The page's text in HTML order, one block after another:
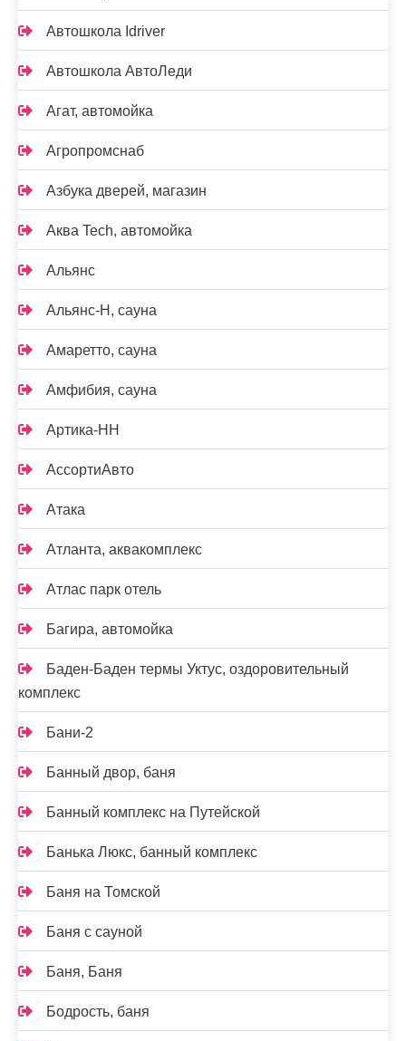
Автошкола Idriver
Автошкола АвтоЛеди
Агат, автомойка
Агропромснаб
Азбука дверей, магазин
Аква Tech, автомойка
Альянс
Альянс-Н, сауна
Амаретто, сауна
Амфибия, сауна
Артика-НН
АссортиАвто
Атака
Атланта, аквакомплекс
Атлас парк отель
Багира, автомойка
Баден-Баден термы Уктус, оздоровительный
комплекс
Бани-2
Банный двор, баня
Банный комплекс на Путейской
Банька Люкс, банный комплекс
Баня на Томской
Баня с сауной
Баня, Баня
Бодрость, баня